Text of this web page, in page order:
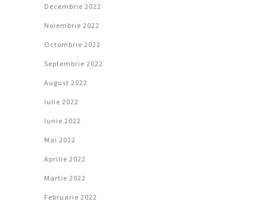
Decembrie 2022
Noiembrie 2022
Octombrie 2022
Septembrie 2022
August 2022
Iulie 2022
Iunie 2022
Mai 2022
Aprilie 2022
Martie 2022
Februarie 2022